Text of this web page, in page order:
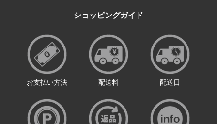
ショッピングガイド
お支払い方法 配送料 配送日